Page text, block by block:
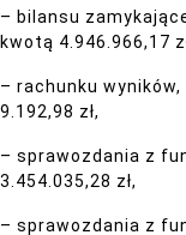
– bilansu
kwotą 4.946.966,17
– rachunku
9.192,98 zł,
– sprawozdania z
3.454.035,28 zł,
– sprawozdania z